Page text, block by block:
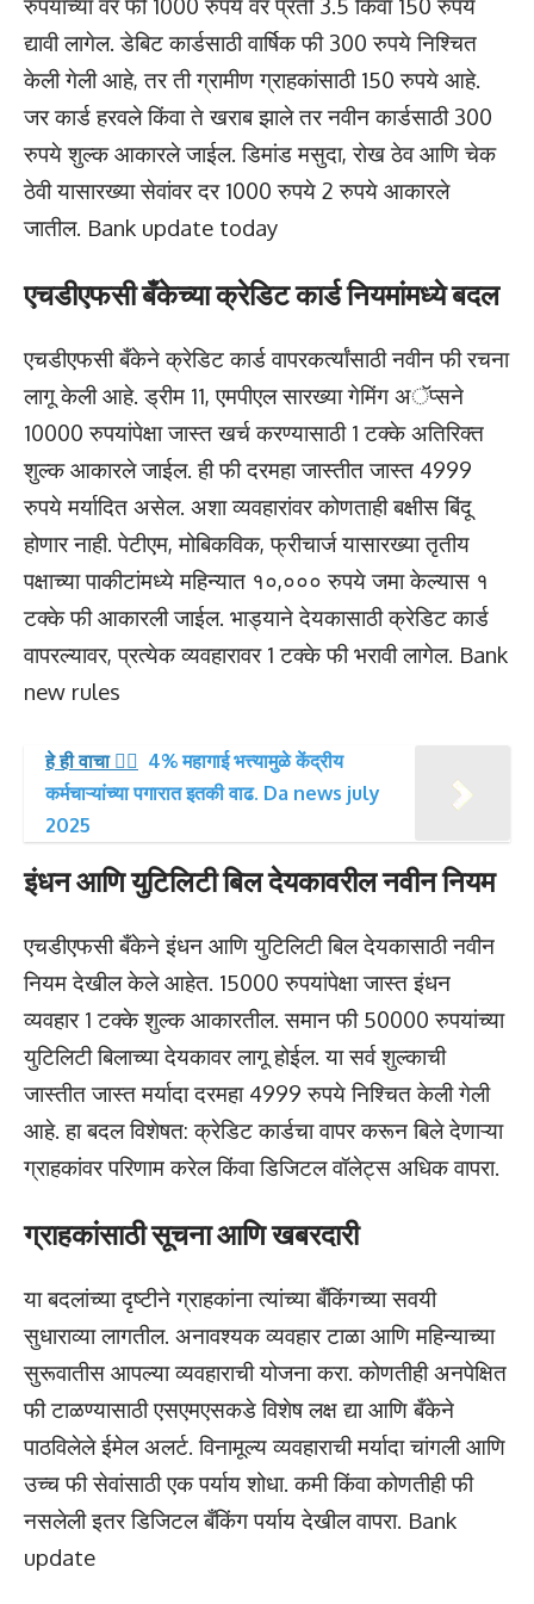
रुपयांच्या वर फी 1000 रुपये वर प्रती 3.5 किंवा 150 रुपये
द्यावी लागेल. डेबिट कार्डसाठी वार्षिक फी 300 रुपये निश्चित
केली गेली आहे, तर ती ग्रामीण ग्राहकांसाठी 150 रुपये आहे.
जर कार्ड हरवले किंवा ते खराब झाले तर नवीन कार्डसाठी 300
रुपये शुल्क आकारले जाईल. डिमांड मसुदा, रोख ठेव आणि चेक
ठेवी यासारख्या सेवांवर दर 1000 रुपये 2 रुपये आकारले
जातील. Bank update today
एचडीएफसी बँकेच्या क्रेडिट कार्ड नियमांमध्ये बदल
एचडीएफसी बँकेने क्रेडिट कार्ड वापरकर्त्यांसाठी नवीन फी रचना
लागू केली आहे. ड्रीम 11, एमपीएल सारख्या गेमिंग अॅप्सने
10000 रुपयांपेक्षा जास्त खर्च करण्यासाठी 1 टक्के अतिरिक्त
शुल्क आकारले जाईल. ही फी दरमहा जास्तीत जास्त 4999
रुपये मर्यादित असेल. अशा व्यवहारांवर कोणताही बक्षीस बिंदू
होणार नाही. पेटीएम, मोबिकविक, फ्रीचार्ज यासारख्या तृतीय
पक्षाच्या पाकीटांमध्ये महिन्यात १०,००० रुपये जमा केल्यास १
टक्के फी आकारली जाईल. भाड्याने देयकासाठी क्रेडिट कार्ड
वापरल्यावर, प्रत्येक व्यवहारावर 1 टक्के फी भरावी लागेल. Bank
new rules
हे ही वाचा 👉🏻 4% महागाई भत्त्यामुळे केंद्रीय
कर्मचाऱ्यांच्या पगारात इतकी वाढ. Da news july
2025
इंधन आणि युटिलिटी बिल देयकावरील नवीन नियम
एचडीएफसी बँकेने इंधन आणि युटिलिटी बिल देयकासाठी नवीन
नियम देखील केले आहेत. 15000 रुपयांपेक्षा जास्त इंधन
व्यवहार 1 टक्के शुल्क आकारतील. समान फी 50000 रुपयांच्या
युटिलिटी बिलाच्या देयकावर लागू होईल. या सर्व शुल्काची
जास्तीत जास्त मर्यादा दरमहा 4999 रुपये निश्चित केली गेली
आहे. हा बदल विशेषत: क्रेडिट कार्डचा वापर करून बिले देणाऱ्या
ग्राहकांवर परिणाम करेल किंवा डिजिटल वॉलेट्स अधिक वापरा.
ग्राहकांसाठी सूचना आणि खबरदारी
या बदलांच्या दृष्टीने ग्राहकांना त्यांच्या बँकिंगच्या सवयी
सुधाराव्या लागतील. अनावश्यक व्यवहार टाळा आणि महिन्याच्या
सुरूवातीस आपल्या व्यवहाराची योजना करा. कोणतीही अनपेक्षित
फी टाळण्यासाठी एसएमएसकडे विशेष लक्ष द्या आणि बँकेने
पाठविलेले ईमेल अलर्ट. विनामूल्य व्यवहाराची मर्यादा चांगली आणि
उच्च फी सेवांसाठी एक पर्याय शोधा. कमी किंवा कोणतीही फी
नसलेली इतर डिजिटल बँकिंग पर्याय देखील वापरा. Bank
update